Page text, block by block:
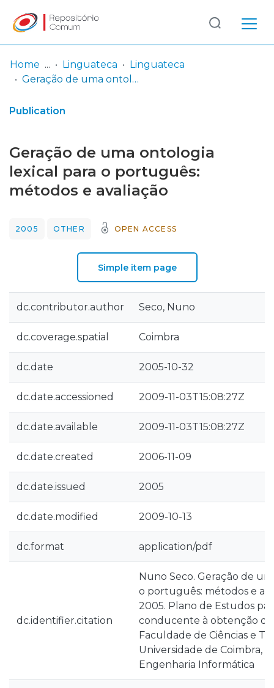
& Collections
Statistics
Log
In
(current)
Home Linguateca
Linguateca
Geração de uma ontologia lexical para o português: métodos e avaliação
Publication
Geração de uma ontologia
lexical para o português:
métodos e avaliação
2005 OTHER OPEN ACCESS
Simple item page
dc.contributor.author Seco, Nuno
dc.coverage.spatial Coimbra
dc.date 2005-10-32
dc.date.accessioned 2009-11-03T15:08:27Z
dc.date.available 2009-11-03T15:08:27Z
dc.date.created 2006-11-09
dc.date.issued 2005
dc.date.modified 2009-10-13
dc.format application/pdf
dc.identifier.citation
Nuno Seco. Geração de
o português: métodos e
2005. Plano de Estudos
conducente à obtenção
Faculdade de Ciências e
Universidade de Coimbra,
Engenharia Informática